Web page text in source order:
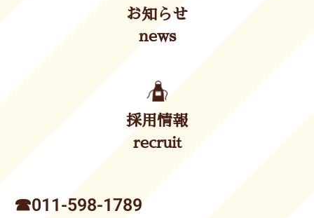
お知らせ
news
採用情報
recruit
☎︎011-598-1789